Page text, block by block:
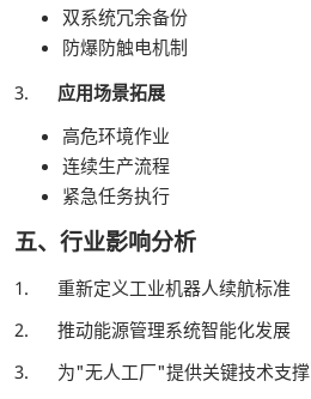
双系统冗余备份
防爆防触电机制
3. 应用场景拓展
高危环境作业
连续生产流程
紧急任务执行
五、行业影响分析
1. 重新定义工业机器人续航标准
2. 推动能源管理系统智能化发展
3. 为"无人工厂"提供关键技术支撑